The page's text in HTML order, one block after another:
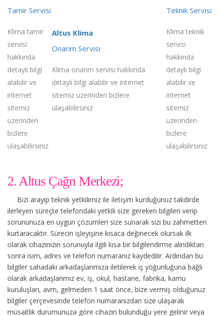
Tamir Servisi
Klima tamir
servisi
hakkında
detaylı bilgi
alabilir ve
internet
sitemiz
üzerinden
bizlere
ulaşabilirsiniz
Altus Klima
Onarım Servisi
Klima onarım servisi hakkında
detaylı bilgi alabilir ve internet
sitemiz üzerinden bizlere
ulaşabilirsiniz
Teknik Servisi
Klima teknik
servisi
hakkında
detaylı bilgi
alabilir ve
internet
sitemiz
üzerinden
bizlere
ulaşabilirsiniz
2. Altus Çağrı Merkezi;
Bizi arayıp teknik yetkilimiz ile iletişim kurduğunuz takdirde
ilerleyen süreçte telefondaki yetkili size gereken bilgileri verip
sorununuza en uygun çözümleri size sunarak sizi bu zahmetten
kurtaracaktır. Sürecin işleyişine kısaca değinecek olursak ilk
olarak cihazınızın sorunuyla ilgili kısa bir bilgilendirme alındıktan
sonra isim, adres ve telefon numaranız kaydedilir. Ardından bu
bilgiler sahadaki arkadaşlarımıza iletilerek iş yoğunluğuna bağlı
olarak arkadaşlarımız ev, iş, okul, hastane, fabrika, kamu
kuruluşları, avm, gelmeden 1 saat önce, bize vermiş olduğunuz
bilgiler çerçevesinde telefon numaranızdan size ulaşarak
müsaitlik durumunuza göre cihazın bulunduğu yere gelinir veya